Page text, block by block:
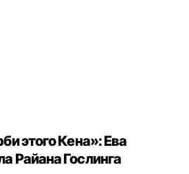
этого Кена»: Ева
Райана Гослинга